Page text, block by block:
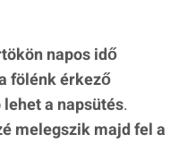
napos idő
fölénk érkező
a napsütés.
melegszik majd fel a